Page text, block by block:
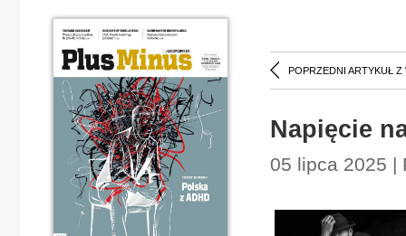
POPRZEDNI ARTYKUŁ Z
Napięcie
05 lipca 2025 |